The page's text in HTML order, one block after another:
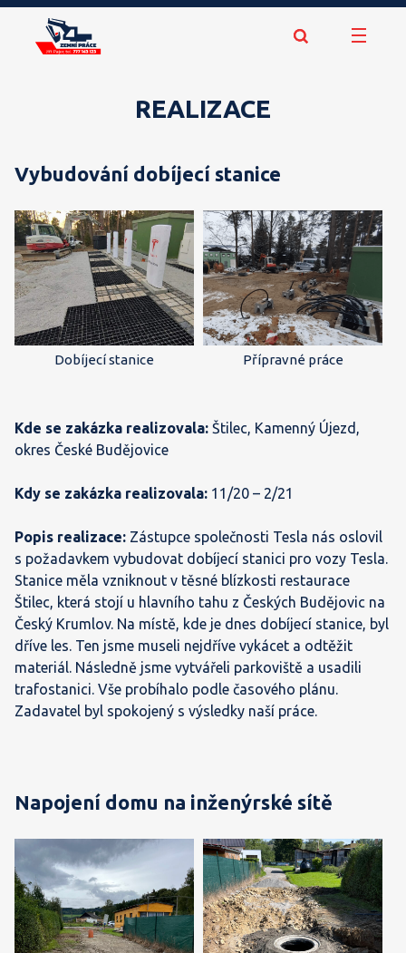
REALIZACE
Vybudování dobíjecí stanice
Dobíjecí stanice Přípravné práce
Kde se zakázka realizovala: Štilec, Kamenný Újezd,
okres České Budějovice
Kdy se zakázka realizovala: 11/20 – 2/21
Popis realizace: Zástupce společnosti Tesla nás oslovil
s požadavkem vybudovat dobíjecí stanici pro vozy Tesla.
Stanice měla vzniknout v těsné blízkosti restaurace
Štilec, která stojí u hlavního tahu z Českých Budějovic na
Český Krumlov. Na místě, kde je dnes dobíjecí stanice, byl
dříve les. Ten jsme museli nejdříve vykácet a odtěžit
materiál. Následně jsme vytvářeli parkoviště a usadili
trafostanici. Vše probíhalo podle časového plánu.
Zadavatel byl spokojený s výsledky naší práce.
Napojení domu na inženýrské sítě